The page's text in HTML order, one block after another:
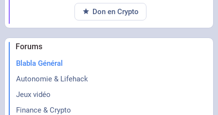
Forums
Blabla Général
Autonomie & Lifehack
Jeux vidéo
Finance & Crypto
Don en Crypto